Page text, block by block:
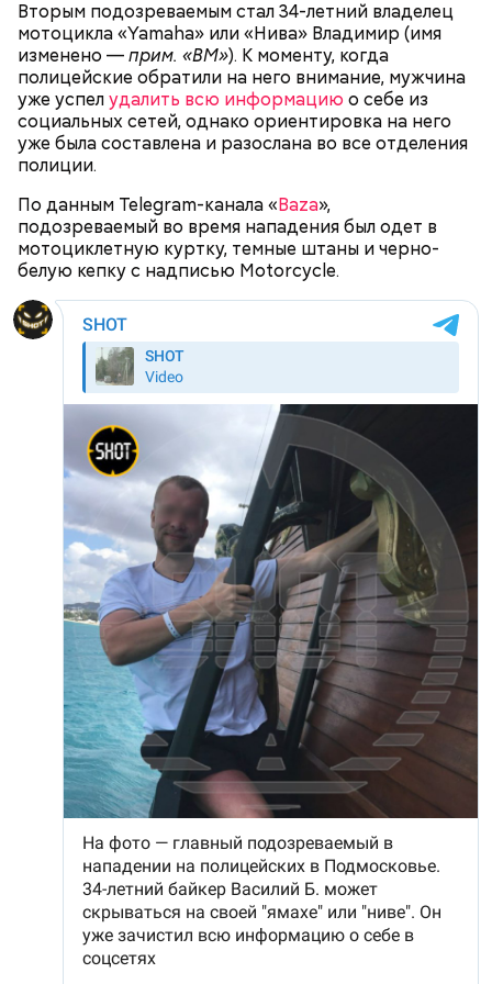
Вторым подозреваемым стал 34-летний владелец
мотоцикла «Yamaha» или «Нива» Владимир (имя
изменено —прим. «ВМ»). К моменту, когда
полицейские обратили на него внимание, мужчина
уже успелудалить всю информацию о себе из
социальных сетей, однако ориентировка на него
уже была составлена и разослана во все отделения
полиции.
По данным Telegram-канала «Baza»,
подозреваемый во время нападения был одет в
мотоциклетную куртку, темные штаны и черно-
белую кепку с надписью Motorcycle.
Долгое время Мутаев занимался вольной борьбой и
даже стал чемпионом России в категории до 97
килограммов. Несмотря на успехи, спортсмен
решил перейти в ММА. Он смог попасть в Школу
имени Абдулманапа Нурмагомедова, отца
чемпиона UFC в легком весе Хабиба
Нурмагомедова. Самыми известными ее
выпускниками являются Ислам Махачев и Усман
Нурмагомедов, ставшие звездами смешанных
единоборств.
Боец дебютировал в промоушене AMC Fight Nights
в ноябре 2023 года. Тогда он победил
азербайджанца Эльгуна Ясибова единогласным
решением судей.
Видео: t.me/fightnightsofficial
Еще одним поводом к началу расследования стало
появление одного из приемных сыновей Логиновой
Стефана на шоу «ДНК» на телеканале НТВ в мае
2023 года. Молодой человек рассказал, что его
усыновили, когда ему было два года. Мальчик жил
вместе с 19 другими детьми Логиновой в ужасных
условиях. В какой-то момент Стефан даже стал
проситься обратно в детский дом, а как только
достиг совершеннолетия, съехал от приемной
матери. Подробности этого инцидента «Вечерняя
Москва» рассказывала вотдельном материале.
Трудная жизненная ситуация
Руководитель пресс-службы столичной
прокуратуры Людмила Нефедова сообщила в 2023
году о задержании Логиновой и ее 44-летней
подельницы.